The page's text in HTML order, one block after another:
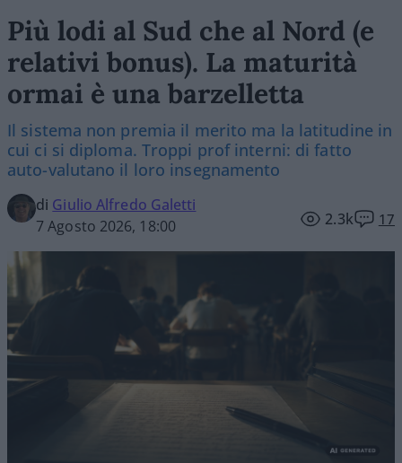
Più lodi al Sud che al Nord (e
relativi bonus). La maturità
ormai è una barzelletta
Il sistema non premia il merito ma la latitudine in
cui ci si diploma. Troppi prof interni: di fatto
auto-valutano il loro insegnamento
di Giulio Alfredo Galetti
7 Agosto 2026, 18:00
2.3k 17